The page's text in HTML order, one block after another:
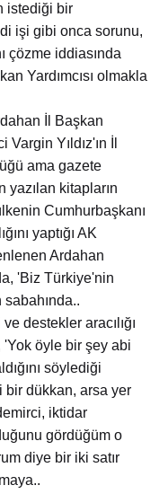
istediği bir
işi gibi onca sorunu,
çözme iddiasında
Yardımcısı olmakla
İl Başkan
Yıldız'ın İl
ama gazete
yazılan kitapların
Cumhurbaşkanı
yaptığı AK
Ardahan
'Biz Türkiye'nin
destekler aracılığı
'Yok öyle bir şey abi
söylediği
bir dükkan, arsa yer
iktidar
gördüğüm o
diye bir iki satır